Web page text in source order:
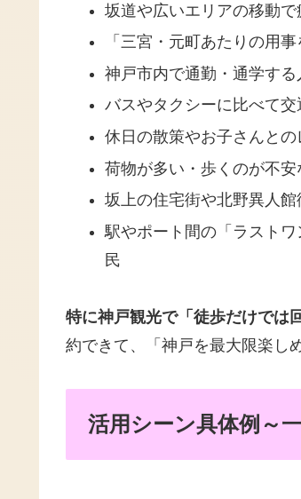
坂道や広いエリアの移動
「三宮・元町あたりの用
神戸市内で通勤・通学す
バスやタクシーに比べて
休日の散策やお子さんと
荷物が多い・歩くのが不安
坂上の住宅街や北野異人
駅やポート間の「ラスト
民
特に神戸観光で「徒歩だけでは
約できて、「神戸を最大限楽し
活用シーン具体例～